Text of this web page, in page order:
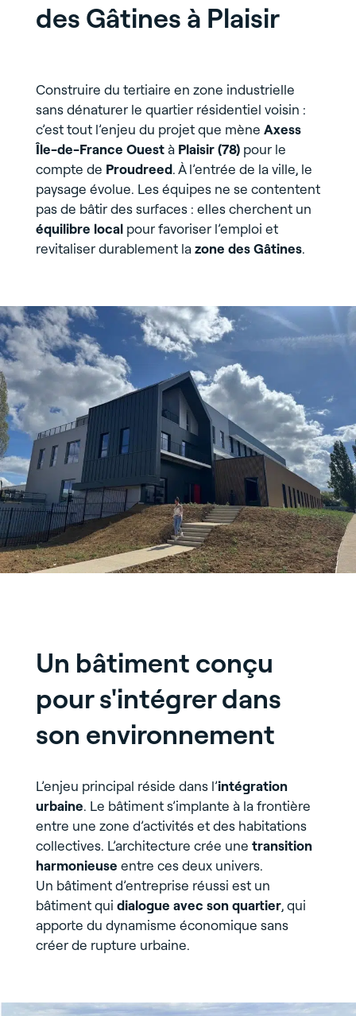
des Gâtines à Plaisir
Construire du tertiaire en zone industrielle
sans dénaturer le quartier résidentiel voisin :
c’est tout l’enjeu du projet que mène Axess
Île-de-France Ouestà Plaisir (78)pour le
compte de Proudreed. À l’entrée de la ville, le
paysage évolue. Les équipes ne se contentent
pas de bâtir des surfaces : elles cherchent un
équilibre localpour favoriser l’emploi et
revitaliser durablement lazone des Gâtines.
Un bâtiment conçu
pour s'intégrer dans
son environnement
L’enjeu principal réside dans l’intégration
urbaine. Le bâtiment s’implante à la frontière
entre une zone d’activités et des habitations
collectives. L’architecture crée une transition
harmonieuse entre ces deux univers.
Un bâtiment d’entreprise réussi est un
bâtiment qui dialogue avec son quartier, qui
apporte du dynamisme économique sans
créer de rupture urbaine.